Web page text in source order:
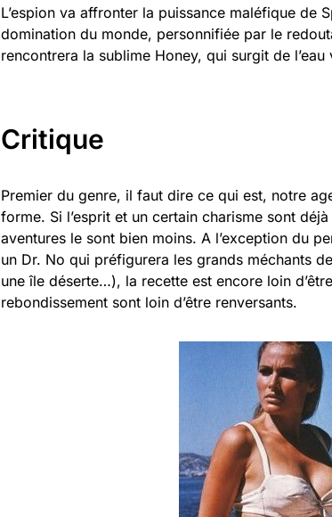
L’espion va affronter la puissance maléfique de
domination du monde, personnifiée par le
rencontrera la sublime Honey, qui surgit de l’eau
Critique
Premier du genre, il faut dire ce qui est, notre
forme. Si l’esprit et un certain charisme sont
aventures le sont bien moins. A l’exception du
un Dr. No qui préfigurera les grands méchants
une île déserte…), la recette est encore loin
rebondissement sont loin d’être renversants.